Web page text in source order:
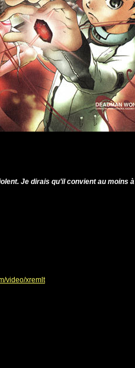
Je dirais qu’il convient au moins à
video/xremlt